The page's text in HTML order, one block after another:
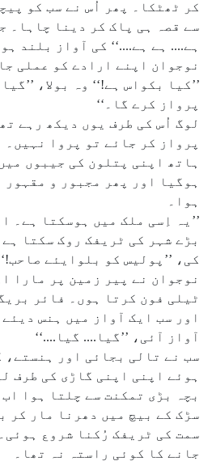
کر ٹھٹکا۔ پھر اُس نے سب کو
سے قصہ ہی پاک کر دینا چاہا۔
ہے.... ہے ہے....‘‘ کی آواز بلند
نوجوان اپنے ارادے کو عملی
’’کیا بکواس ہے!‘‘ وہ بولا،
پرواز کرے گا۔‘‘
لوگ اُس کی طرف یوں دیکھ رہے
پرواز کر جائے تو پروا نہیں۔
ہاتھ اپنی پتلون کی جیبوں
ہوگیا اور پھر مجبور و مقہور
ہوا۔
’’یہ اِسی ملک میں ہوسکتا ہے۔
بڑے شہر کی ٹریفک روک سکتا
کی، ’’پولیس کو بلوایئے
نوجوان نے پیر زمین پر مارا
ٹیلی فون کرتا ہوں۔ فائر
اور سب ایک آواز میں ہنس
آواز آئی، ’’گیا.... گیا....‘‘
سب نے تالی بجائی اور ہنستے،
ہوئے اپنی اپنی گاڑی کی طرف
بچہ بڑی تمکنت سے چلتا ہوا
سڑک کے بیچ میں دھرنا مار کر
سمت کی ٹریفک رُکنا شروع
جانے کا کوئی راستہ نہ تھا۔